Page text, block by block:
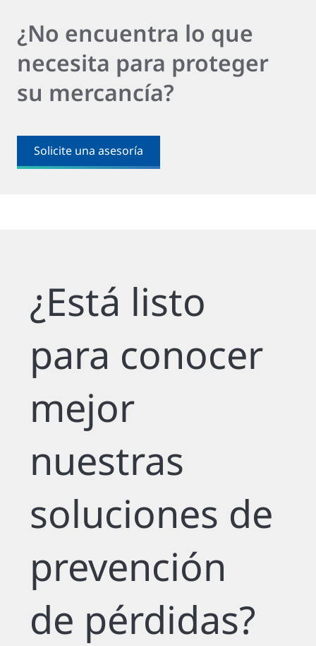
¿No encuentra lo que
necesita para proteger
su mercancía?
Solicite una asesoría
¿Está listo
para conocer
mejor
nuestras
soluciones de
prevención
de pérdidas?